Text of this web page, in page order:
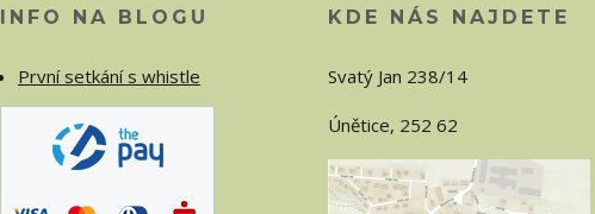
INFO NA BLOGU
První setkání s whistle
KDE NÁS NAJDETE
Svatý Jan 238/14
Únětice, 252 62